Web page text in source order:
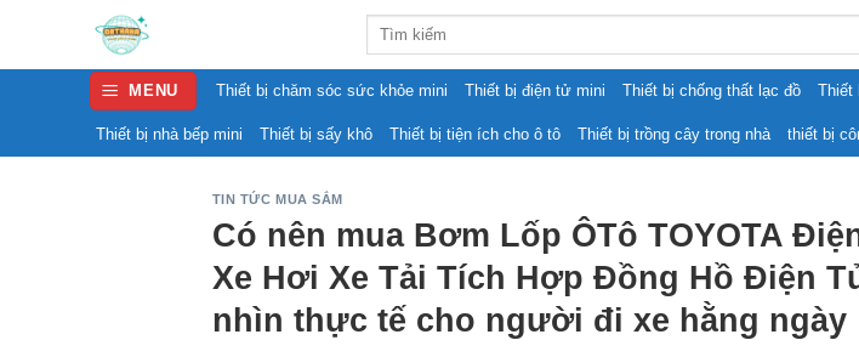
content
Search
MENU Thiết bị chăm sóc sức khỏe mini Thiết bị điện tử mini Thiết bị chống thất lạc đồ Thiết
Thiết bị nhà bếp mini Thiết bị sấy khô Thiết bị tiện ích cho ô tô Thiết bị trồng cây trong nhà thiết bị
TIN TỨC MUA SẮM
Có nên mua Bơm Lốp ÔTô TOYOTA
Xe Hơi Xe Tải Tích Hợp Đồng Hồ Điện
nhìn thực tế cho người đi xe hằng ngày